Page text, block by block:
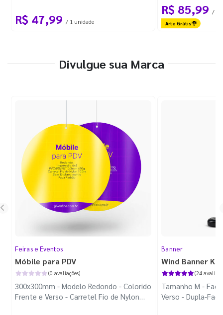
R$ 47,99 / 1 unidade
R$ 85,99 / 1
Arte Grátis
Divulgue sua Marca
Feiras e Eventos
Móbile para PDV
(0 avaliações)
300x300mm - Modelo Redondo - Colorido
Frente e Verso - Carretel Fio de Nylon
Banner
Wind Banner
(24
Tamanho M -
Verso - Dupla-